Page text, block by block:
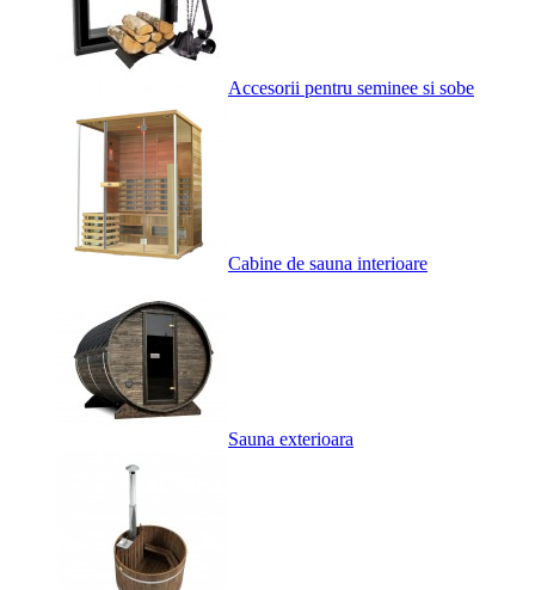
Accesorii pentru seminee si sobe
Cabine de sauna interioare
Sauna exterioara